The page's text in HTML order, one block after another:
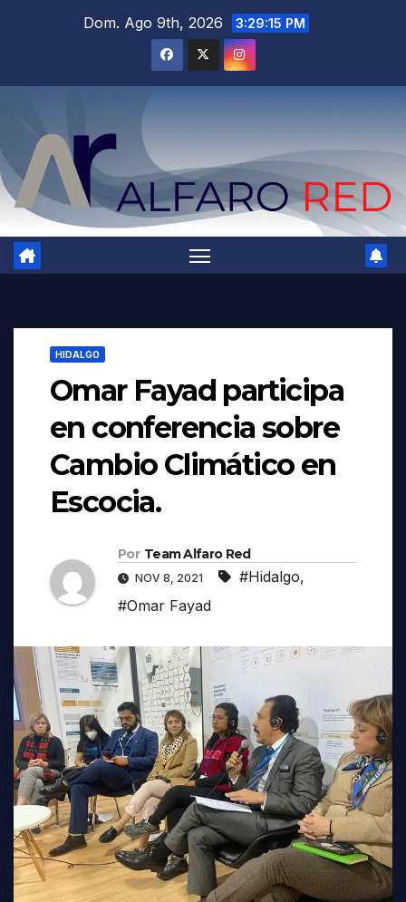
Dom. Ago 9th, 2026 3:29:16 PM
HIDALGO
Omar Fayad participa
en conferencia sobre
Cambio Climático en
Escocia.
Por Team Alfaro Red
NOV 8, 2021 #Hidalgo,
#Omar Fayad